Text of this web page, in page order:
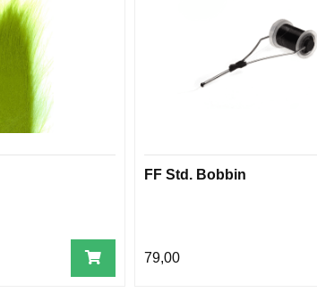
FF Std. Bobbin
79,00